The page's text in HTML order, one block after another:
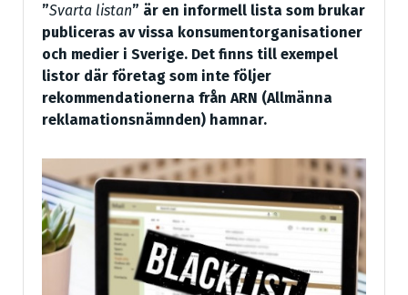
”Svarta listan” är en informell lista som brukar
publiceras av vissa konsumentorganisationer
och medier i Sverige. Det finns till exempel
listor där företag som inte följer
rekommendationerna från ARN (Allmänna
reklamationsnämnden) hamnar.